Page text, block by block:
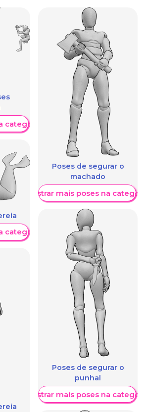
categoria
categoria
Poses de segurar o
machado
Mostrar mais poses na
Poses de segurar o
punhal
Mostrar mais poses na